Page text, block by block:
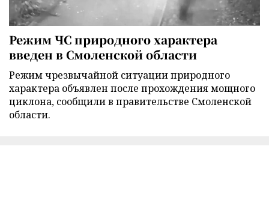
Режим ЧС природного характера
введен в Смоленской области
Режим чрезвычайной ситуации природного
характера объявлен после прохождения мощного
циклона, сообщили в правительстве Смоленской
области.